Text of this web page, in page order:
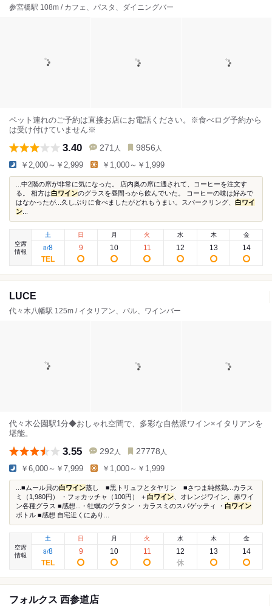
参宮橋駅 108m / カフェ、パスタ、ダイニングバー
ペット連れのご予約は直接お店にお電話ください。※食べログ予約から
は受け付けていません※
3.40 271 人 9856 人
￥2,000～￥2,999 ￥1,000～￥1,999
...中2階の席が非常に気になった。 店内奥の席に通されて、コーヒーを注文す
る。 相方は白ワインのグラスを昼間っから飲んでいた。 コーヒーの味は好みで
はなかったが...久しぶりに食べましたがどれもうまい。スパークリング、 白ワイ
ン
空席
情報
土
8/8
日
9
月
10
火
11
水
12
木
13
金
14
LUCE
代々木八幡駅 125m / イタリアン、バル、ワインバー
代々木公園駅1分◆おしゃれ空間で、多彩な自然派ワイン×イタリアンを
堪能。
3.55 292 人 27778 人
￥6,000～￥7,999 ￥1,000～￥1,999
...■ムール貝の白ワイン蒸し ■黒トリュフとタヤリン ■さつま純然鶏...カラス
ミ（1,980円） ・フォカッチャ（100円） ＋白ワイン 、オレンジワイン、赤ワイ
ン各種グラス ■感想...・牡蠣のグラタン ・カラスミのスパゲッティ ・ 白ワイン
ボトル ■感想 自宅近くにあり...
空席
情報
土
8/8
日
9
月
10
火
11
水
12
木
13
金
14
フォルクス 西参道店